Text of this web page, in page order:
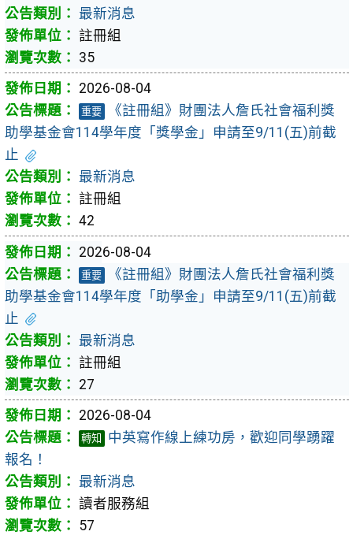
最新消息
註冊組
35
2026-08-04
重要
《註冊組》財團法人詹氏社會福利獎
助學基金會114學年度「獎學金」申請至9/11(五)前截
止
最新消息
註冊組
42
2026-08-04
重要
《註冊組》財團法人詹氏社會福利獎
助學基金會114學年度「助學金」申請至9/11(五)前截
止
最新消息
註冊組
27
2026-08-04
轉知
中英寫作線上練功房，歡迎同學踴躍
報名！
最新消息
讀者服務組
57